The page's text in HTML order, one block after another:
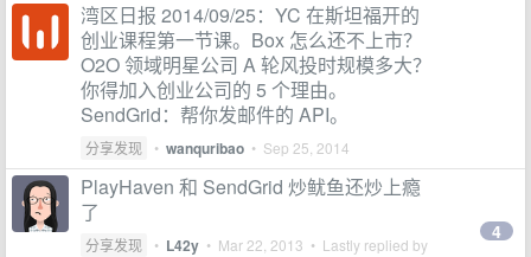
湾区日报 2014/09/25：YC 在斯坦福开的
创业课程第一节课。Box 怎么还不上市？
O2O 领域明星公司 A 轮风投时规模多大？
你得加入创业公司的 5 个理由。
SendGrid：帮你发邮件的 API。
分享发现 • wanquribao • Sep 25, 2014
PlayHaven 和 SendGrid 炒鱿鱼还炒上瘾
了
分享发现 • L42y • Mar 22, 2013 • Lastly replied by
4